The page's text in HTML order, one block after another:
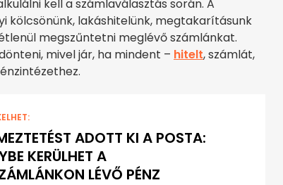
kell a számlaválasztás során. A
kölcsönünk, lakáshitelünk, megtakarításunk
megszűntetni meglévő számlánkat.
mivel jár, ha mindent – hitelt, számlát,
ADOTT KI A POSTA:
KERÜLHET A
LÉVŐ PÉNZ